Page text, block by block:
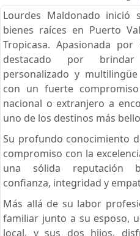
Lourdes Maldonado
bienes raíces en Puerto
Tropicasa. Apasionada
destacado por
personalizado y
con un fuerte
nacional o extranjero a
uno de los destinos más
Su profundo conocimiento
compromiso con la
una sólida reputación
confianza, integridad y
Más allá de su labor
familiar junto a su esposo,
local, y sus dos hijos,